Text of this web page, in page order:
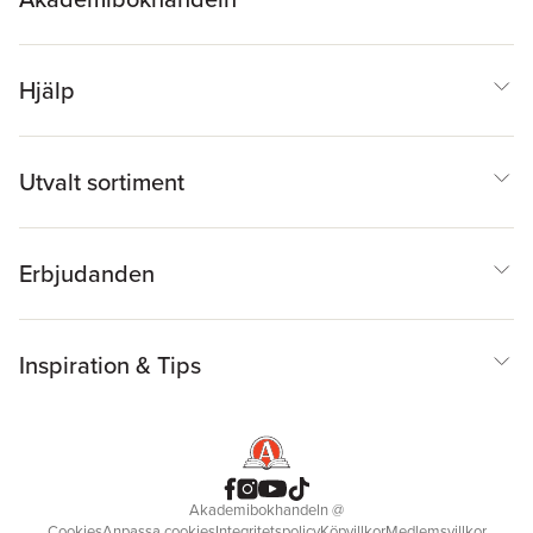
Brandon Jones
Eiríkur Jónsson
Hjälp
Utvalt sortiment
Erbjudanden
Inspiration & Tips
Akademibokhandeln@